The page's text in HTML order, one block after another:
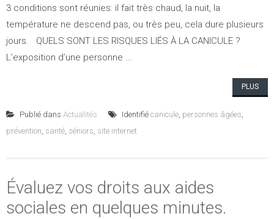
3 conditions sont réunies: il fait très chaud, la nuit, la
température ne descend pas, ou très peu, cela dure plusieurs
jours. QUELS SONT LES RISQUES LIÉS À LA CANICULE ?
L’exposition d’une personne ...
PLUS
Publié dans Actualités Identifié canicule, personnes âgées,
prévention, santé, séniors, site internet
Évaluez vos droits aux aides
sociales en quelques minutes.